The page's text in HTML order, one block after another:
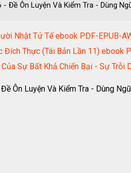
- Đề Ôn Luyện Và Kiểm Tra -
Nhật Tử Tế ebook PDF-EPUB-
Đích Thực (Tái Bản Lần 11) ebook
Sự Bất Khả Chiến Bại - Sự Trỗi
Ôn Luyện Và Kiểm Tra - Dùng